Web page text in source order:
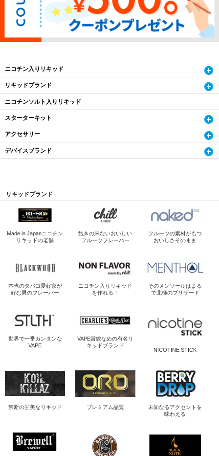
ニコチン入りリキッド
リキッドブランド
ニコチンソルト入りリキッド
スターターキット
アクセサリー
デバイスブランド
リキッドブランド
Made in Japanニコチン
リキッドの老舗
飽きの来ないおいしい
フルーツフレーバー
フルーツの素材がもつ
おいしさそのまま
本当のタバコ愛好家が
好む男のフレーバー
ニコチン入り リキッド
を作れる！
そのメンソールは まる
で北極のブリザード
世界で一番カンタンな
VAPE
VAPE賞総なめの有名リ
キッドブランド
NICOTINE STICK
禁断の甘美なリキッド プレミアム品質
未知なるアクセントを
味わえる